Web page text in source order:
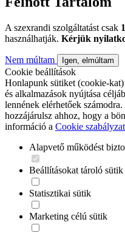
A szexrandi szolgáltatást csak
használhatják. Kérjük
Nem múltam Igen, elmúltam
Cookie beállítások
Honlapunk sütiket (cookie-
és alkalmazások nyújtása
lennének elérhetőek
hozzájárulsz ahhoz, hogy a
információ a Cookie
Alapvető működést
Beállításokat tároló sütik
Statisztikai sütik
Marketing célú sütik